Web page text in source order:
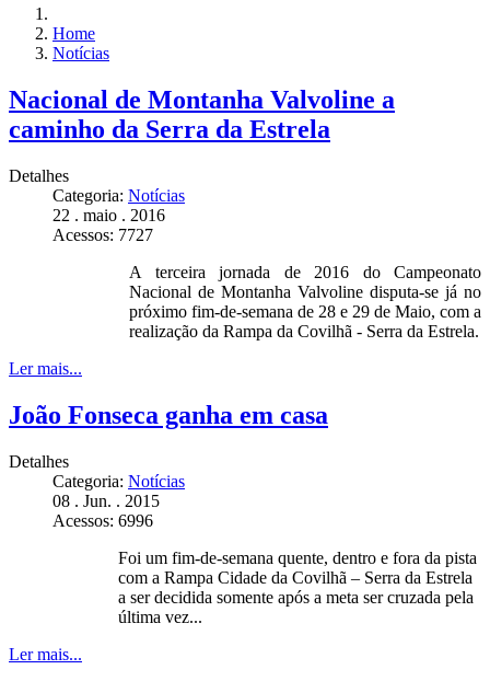
Home
Notícias
Nacional de Montanha Valvoline a
caminho da Serra da Estrela
Detalhes
Categoria: Notícias
22 . maio . 2016
Acessos: 7727
A terceira jornada de 2016 do Campeonato
Nacional de Montanha Valvoline disputa-se já no
próximo fim-de-semana de 28 e 29 de Maio, com a
realização da Rampa da Covilhã - Serra da Estrela.
Ler mais...
João Fonseca ganha em casa
Detalhes
Categoria: Notícias
08 . Jun. . 2015
Acessos: 6996
Foi um fim-de-semana quente, dentro e fora da pista
com a Rampa Cidade da Covilhã – Serra da Estrela
a ser decidida somente após a meta ser cruzada pela
última vez...
Ler mais...